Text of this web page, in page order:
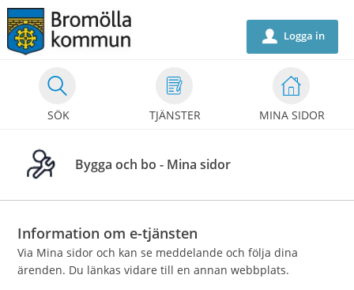
Välkommen
till
självservice
Bromölla
kommun
SÖK TJÄNSTER MINA SIDOR
u Logga in
Bygga och bo - Mina sidor
Information om e-tjänsten
Via Mina sidor och kan se meddelande och följa dina
ärenden. Du länkas vidare till en annan webbplats.